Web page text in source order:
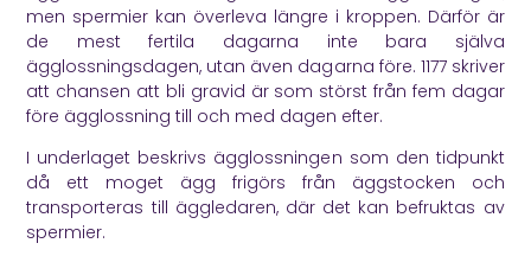
men spermier kan överleva längre i kroppen. Därför är
de mest fertila dagarna inte bara själva
ägglossningsdagen, utan även dagarna före. 1177skriver
att chansen att bli gravid är som störst från fem dagar
före ägglossning till och med dagen efter.
I underlaget beskrivs ägglossningen som den tidpunkt
då ett moget ägg frigörs från äggstocken och
transporteras till äggledaren, där det kan befruktas av
spermier.